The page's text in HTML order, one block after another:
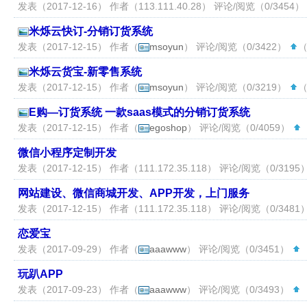
发表（2017-12-16） 作者（113.111.40.28） 评论/阅览（0/3454）
米烁云快订-分销订货系统
发表（2017-12-15） 作者（ msoyun） 评论/阅览（0/3422）
米烁云货宝-新零售系统
发表（2017-12-15） 作者（ msoyun） 评论/阅览（0/3219）
E购—订货系统 一款saas模式的分销订货系统
发表（2017-12-15） 作者（ egoshop） 评论/阅览（0/4059）
微信小程序定制开发
发表（2017-12-15） 作者（111.172.35.118） 评论/阅览（0/3195
网站建设、微信商城开发、APP开发，上门服务
发表（2017-12-15） 作者（111.172.35.118） 评论/阅览（0/3481
恋爱宝
发表（2017-09-29） 作者（ aaawww） 评论/阅览（0/3451）
玩趴APP
发表（2017-09-23） 作者（ aaawww） 评论/阅览（0/3493）